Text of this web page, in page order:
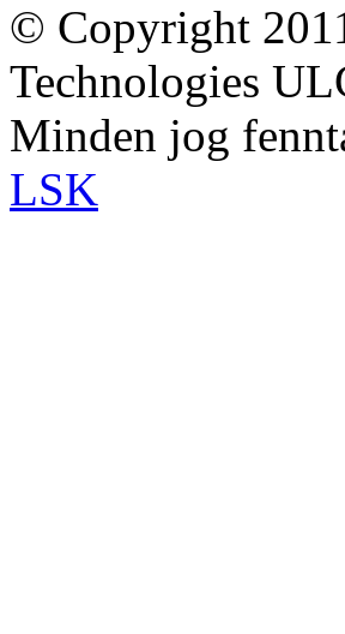
© Copyright
Technologies
Minden jog
LSK